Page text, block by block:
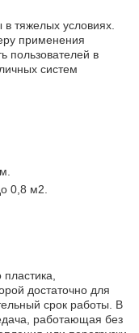
тяжелых условиях.
применения
пользователей в
систем
0,8 м2.
достаточно для
срок работы. В
работающая без